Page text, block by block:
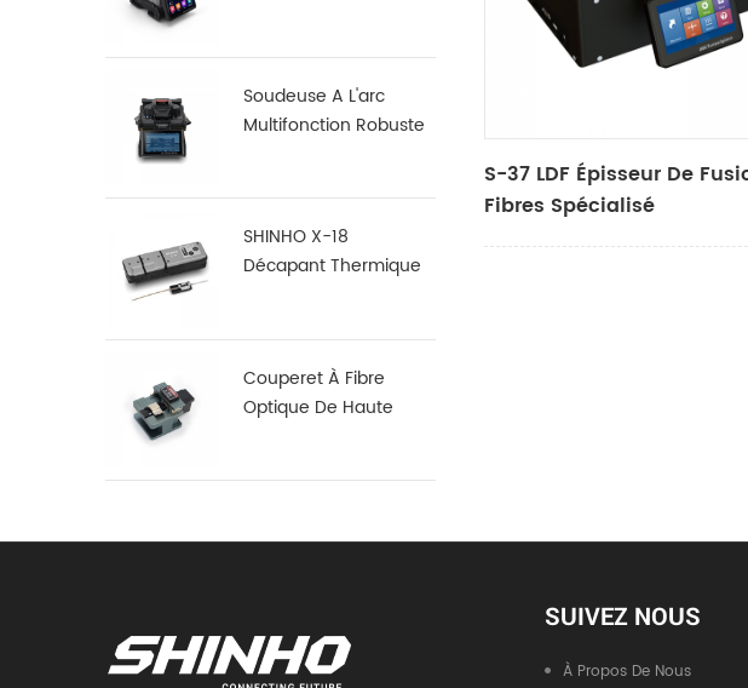
Soudeuse A L'arc
Multifonction Robuste
SHINHO X-18
Décapant Thermique
Couperet À Fibre
Optique De Haute
S-37 LDF Épisseur De
Fibres Spécialisé
SUIVEZ NOUS
À Propos De Nous